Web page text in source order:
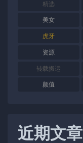
精选
美女
虎牙
资源
转载搬运
颜值
近期文章